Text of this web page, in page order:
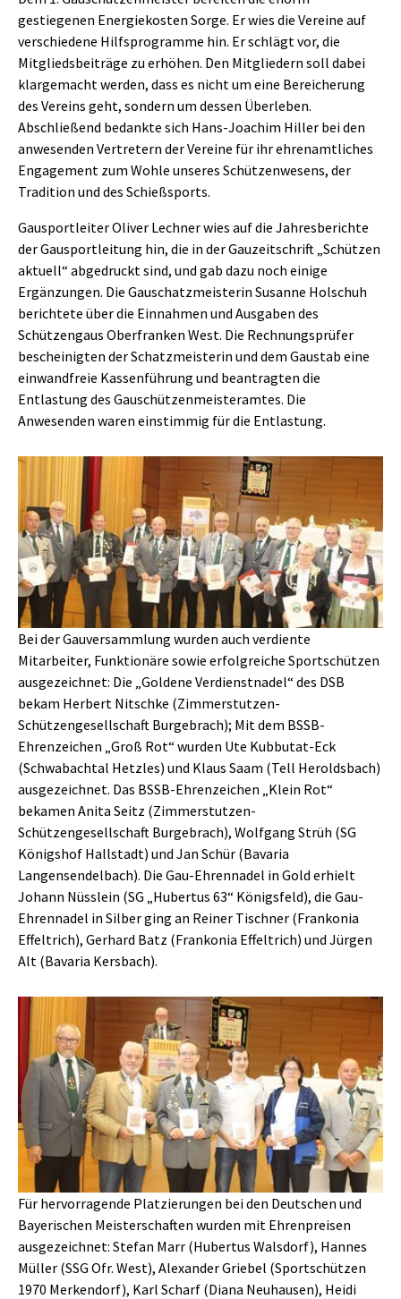
gestiegenen Energiekosten Sorge. Er wies die Vereine auf
verschiedene Hilfsprogramme hin. Er schlägt vor, die
Mitgliedsbeiträge zu erhöhen. Den Mitgliedern soll dabei
klargemacht werden, dass es nicht um eine Bereicherung
des Vereins geht, sondern um dessen Überleben.
Abschließend bedankte sich Hans-Joachim Hiller bei den
anwesenden Vertretern der Vereine für ihr ehrenamtliches
Engagement zum Wohle unseres Schützenwesens, der
Tradition und des Schießsports.
Gausportleiter Oliver Lechner wies auf die Jahresberichte
der Gausportleitung hin, die in der Gauzeitschrift „Schützen
aktuell“ abgedruckt sind, und gab dazu noch einige
Ergänzungen. Die Gauschatzmeisterin Susanne Holschuh
berichtete über die Einnahmen und Ausgaben des
Schützengaus Oberfranken West. Die Rechnungsprüfer
bescheinigten der Schatzmeisterin und dem Gaustab eine
einwandfreie Kassenführung und beantragten die
Entlastung des Gauschützenmeisteramtes. Die
Anwesenden waren einstimmig für die Entlastung.
Show larger version
Bei der Gauversammlung wurden auch verdiente
Mitarbeiter, Funktionäre sowie erfolgreiche Sportschützen
ausgezeichnet: Die „Goldene Verdienstnadel“ des DSB
bekam Herbert Nitschke (Zimmerstutzen-
Schützengesellschaft Burgebrach); Mit dem BSSB-
Ehrenzeichen „Groß Rot“ wurden Ute Kubbutat-Eck
(Schwabachtal Hetzles) und Klaus Saam (Tell Heroldsbach)
ausgezeichnet. Das BSSB-Ehrenzeichen „Klein Rot“
bekamen Anita Seitz (Zimmerstutzen-
Schützengesellschaft Burgebrach), Wolfgang Strüh (SG
Königshof Hallstadt) und Jan Schür (Bavaria
Langensendelbach). Die Gau-Ehrennadel in Gold erhielt
Johann Nüsslein (SG „Hubertus 63“ Königsfeld), die Gau-
Ehrennadel in Silber ging an Reiner Tischner (Frankonia
Effeltrich), Gerhard Batz (Frankonia Effeltrich) und Jürgen
Alt (Bavaria Kersbach).
Show larger version
Für hervorragende Platzierungen bei den Deutschen und
Bayerischen Meisterschaften wurden mit Ehrenpreisen
ausgezeichnet: Stefan Marr (Hubertus Walsdorf), Hannes
Müller (SSG Ofr. West), Alexander Griebel (Sportschützen
1970 Merkendorf), Karl Scharf (Diana Neuhausen), Heidi